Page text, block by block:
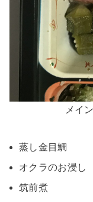
メイ
蒸し金目鯛
オクラのお浸し
筑前煮